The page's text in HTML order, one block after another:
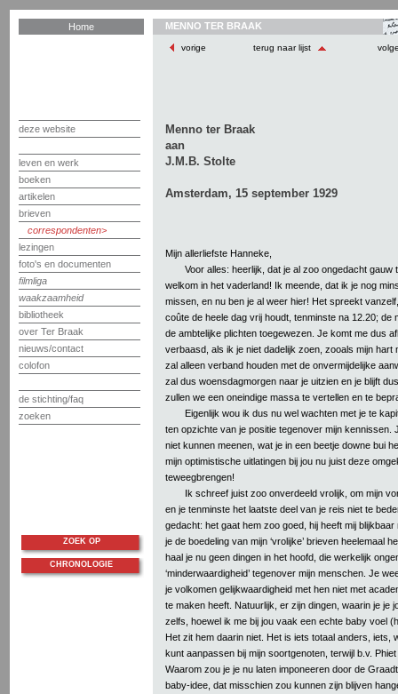
Home
deze website
leven en werk
boeken
artikelen
brieven
correspondenten
lezingen
foto's en documenten
filmliga
waakzaamheid
bibliotheek
over Ter Braak
nieuws/contact
colofon
de stichting/faq
zoeken
MENNO TER BRAAK
vorige terug naar lijst
Menno ter Braak
aan
J.M.B. Stolte
Amsterdam, 15 september 1929
Mijn allerliefste Hanneke,
Voor alles: heerlijk, dat je al zoo ongedacht gauw
welkom in het vaderland! Ik meende, dat ik je nog
missen, en nu ben je al weer hier! Het spreekt
coûte de heele dag vrij houdt, tenminste na 12.20; de
de ambtelijke plichten toegewezen. Je komt me dus
verbaasd, als ik je niet dadelijk zoen, zooals mijn hart
zal alleen verband houden met de onvermijdelijke
zal dus woensdagmorgen naar je uitzien en je blijft
zullen we een oneindige massa te vertellen en te
Eigenlijk wou ik dus nu wel wachten met je te
ten opzichte van je positie tegenover mijn kennissen.
niet kunnen meenen, wat je in een beetje downe bui
mijn optimistische uitlatingen bij jou nu juist deze
teweegbrengen!
Ik schreef juist zoo onverdeeld vrolijk, om mijn
en je tenminste het laatste deel van je reis niet te
gedacht: het gaat hem zoo goed, hij heeft mij
je de boedeling van mijn ‘vrolijke’ brieven heelemaal
haal je nu geen dingen in het hoofd, die werkelijk
‘minderwaardigheid’ tegenover mijn menschen. Je
je volkomen gelijkwaardigheid met hen niet met
te maken heeft. Natuurlijk, er zijn dingen, waarin je je
zelfs, hoewel ik me bij jou vaak een echte baby voel
Het zit hem daarin niet. Het is iets totaal anders, iets,
kunt aanpassen bij mijn soortgenoten, terwijl b.v.
Waarom zou je je nu laten imponeeren door de
baby-idee, dat misschien zou kunnen zijn blijven
ZOEK OP
CHRONOLOGIE